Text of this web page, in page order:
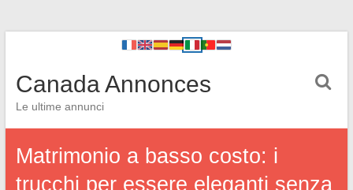
Canada Annonces
Le ultime annunci
Matrimonio a basso costo: i
trucchi per essere eleganti senza